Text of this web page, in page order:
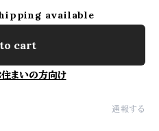
available
cart
まいの方向け
通報する